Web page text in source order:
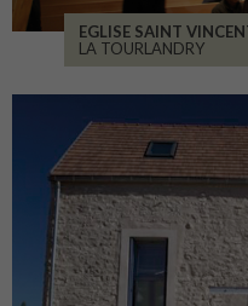
EGLISE SAINT
LA TOURLANDRY